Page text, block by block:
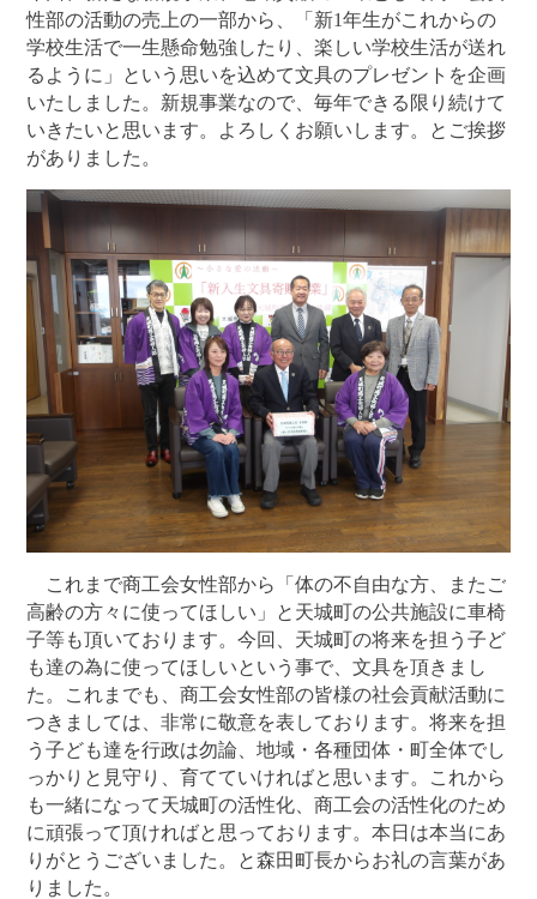
性部の活動の売上の一部から、「新1年生がこれからの
学校生活で一生懸命勉強したり、楽しい学校生活が送れ
るように」という思いを込めて文具のプレゼントを企画
いたしました。新規事業なので、毎年できる限り続けて
いきたいと思います。よろしくお願いします。とご挨拶
がありました。
これまで商工会女性部から「体の不自由な方、またご
高齢の方々に使ってほしい」と天城町の公共施設に車椅
子等も頂いております。今回、天城町の将来を担う子ど
も達の為に使ってほしいという事で、文具を頂きまし
た。これまでも、商工会女性部の皆様の社会貢献活動に
つきましては、非常に敬意を表しております。将来を担
う子ども達を行政は勿論、地域・各種団体・町全体でし
っかりと見守り、育てていければと思います。これから
も一緒になって天城町の活性化、商工会の活性化のため
に頑張って頂ければと思っております。本日は本当にあ
りがとうございました。 と森田町長からお礼の言葉があ
りました。